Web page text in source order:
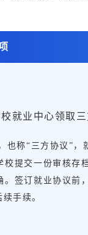
就业中心领取
也称“三方协议”
校提交一份审核
签订就业协议
手续。